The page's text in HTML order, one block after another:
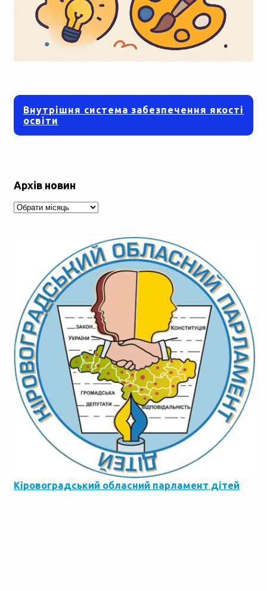
Внутрішня система забезпечення якості
освіти
Архів новин
Архів
новин
Кіровоградський обласний парламент дітей